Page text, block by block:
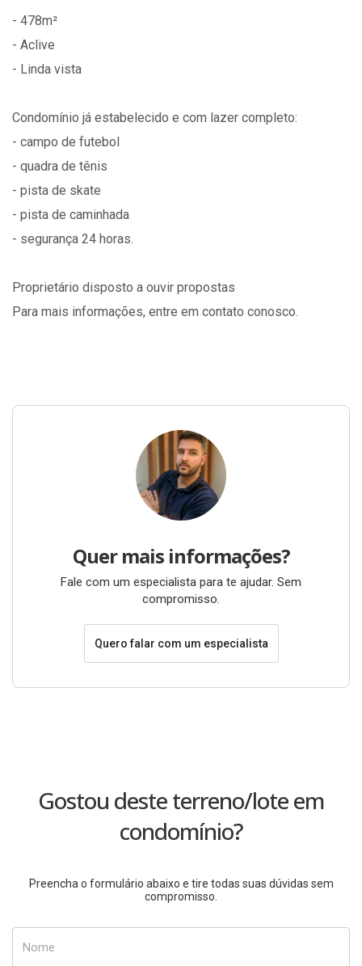
- 478m²
- Aclive
- Linda vista
Condomínio já estabelecido e com lazer completo:
- campo de futebol
- quadra de tênis
- pista de skate
- pista de caminhada
- segurança 24 horas.
Proprietário disposto a ouvir propostas
Para mais informações, entre em contato conosco.
Quer mais informações?
Fale com um especialista para te ajudar. Sem
compromisso.
Quero falar com um especialista
Gostou deste terreno/lote em
condomínio?
Preencha o formulário abaixo e tire todas suas dúvidas sem
compromisso.